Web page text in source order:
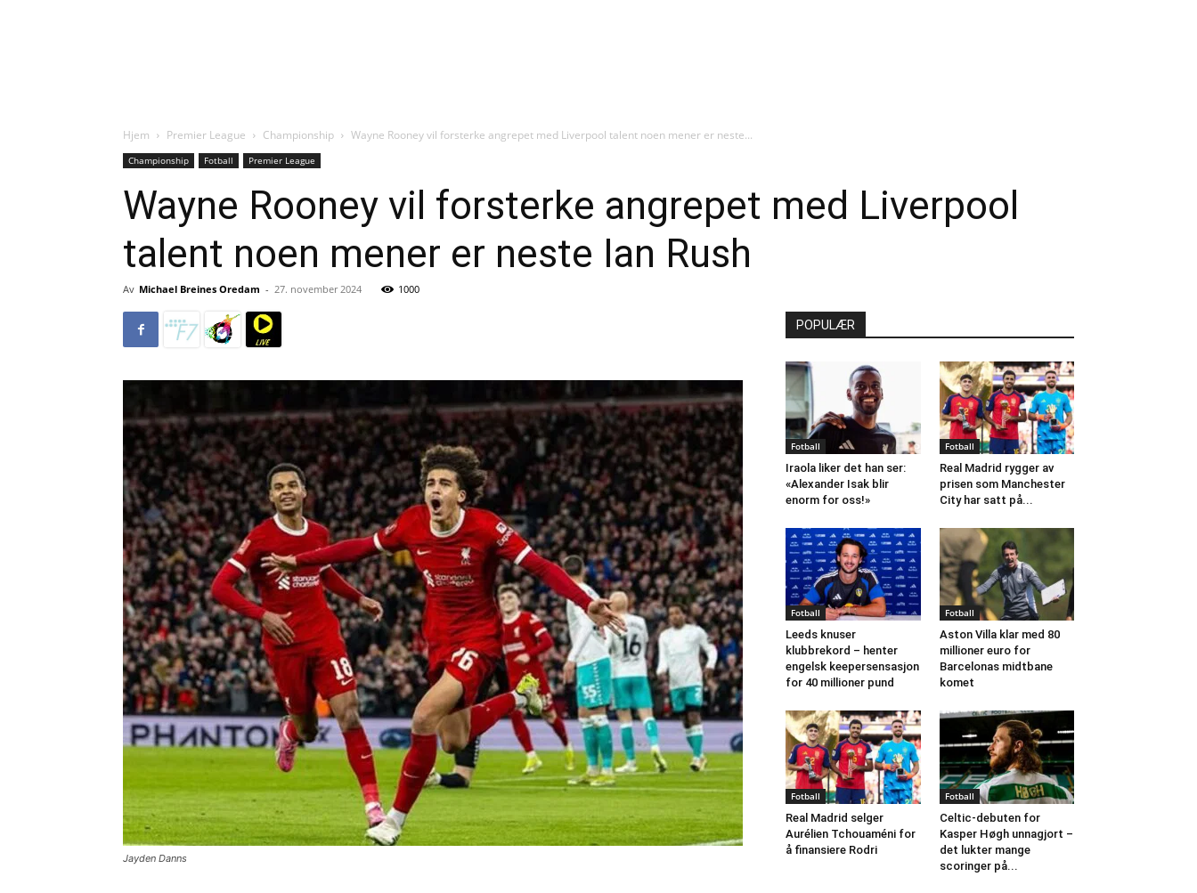
Hjem Premier League Championship Wayne Rooney vil forsterke angrepet med Liverpool talent noen mener er neste...
Championship Fotball Premier League
Wayne Rooney vil forsterke angrepet med Liverpool
talent noen mener er neste Ian Rush
Av Michael Breines Oredam - 27. november 2024 1000
Jayden Danns
POPULÆR
Fotball
Iraola liker det han ser:
«Alexander Isak blir
enorm for oss!»
Fotball
Real Madrid rygger av
prisen som Manchester
City har satt på...
Fotball
Leeds knuser
klubbrekord – henter
engelsk keepersensasjon
for 40 millioner pund
Fotball
Aston Villa klar med 80
millioner euro for
Barcelonas midtbane
komet
Fotball
Real Madrid selger
Aurélien Tchouaméni for
å finansiere Rodri
Fotball
Celtic-debuten for
Kasper Høgh unnagjort –
det lukter mange
scoringer på...